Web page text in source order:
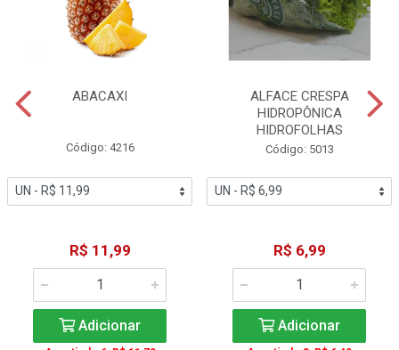
ABACAXI
Código: 4216
R$ 11,99
Adicionar
ALFACE CRESPA
HIDROPÔNICA
HIDROFOLHAS
Código: 5013
R$ 6,99
Adicionar